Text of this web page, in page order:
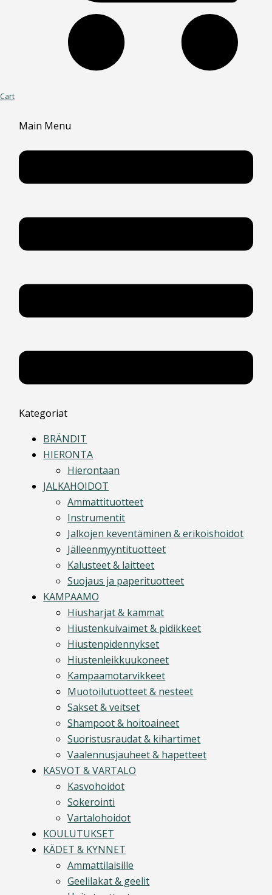
Cart
Main Menu
Kategoriat
BRÄNDIT
HIERONTA
Hierontaan
JALKAHOIDOT
Ammattituotteet
Instrumentit
Jalkojen keventäminen & erikoishoidot
Jälleenmyyntituotteet
Kalusteet & laitteet
Suojaus ja paperituotteet
KAMPAAMO
Hiusharjat & kammat
Hiustenkuivaimet & pidikkeet
Hiustenpidennykset
Hiustenleikkuukoneet
Kampaamotarvikkeet
Muotoilutuotteet & nesteet
Sakset & veitset
Shampoot & hoitoaineet
Suoristusraudat & kihartimet
Vaalennusjauheet & hapetteet
KASVOT & VARTALO
Kasvohoidot
Sokerointi
Vartalohoidot
KOULUTUKSET
KÄDET & KYNNET
Ammattilaisille
Geelilakat & geelit